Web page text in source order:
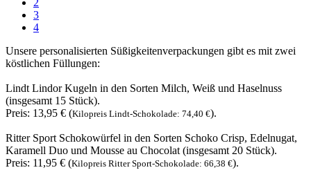
3
4
Unsere personalisierten Süßigkeitenverpackungen gibt es mit zwei
köstlichen Füllungen:
Lindt Lindor Kugeln in den Sorten Milch, Weiß und Haselnuss
(insgesamt 15 Stück).
Preis: 13,95 € (Kilopreis Lindt-Schokolade: 74,40 €).
Ritter Sport Schokowürfel in den Sorten Schoko Crisp, Edelnugat,
Karamell Duo und Mousse au Chocolat (insgesamt 20 Stück).
Preis: 11,95 € (Kilopreis Ritter Sport-Schokolade: 66,38 €).